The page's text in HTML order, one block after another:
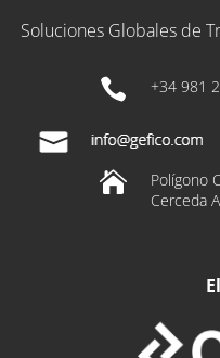
Soluciones Globales de
 +34 981

Polígono
Cerceda